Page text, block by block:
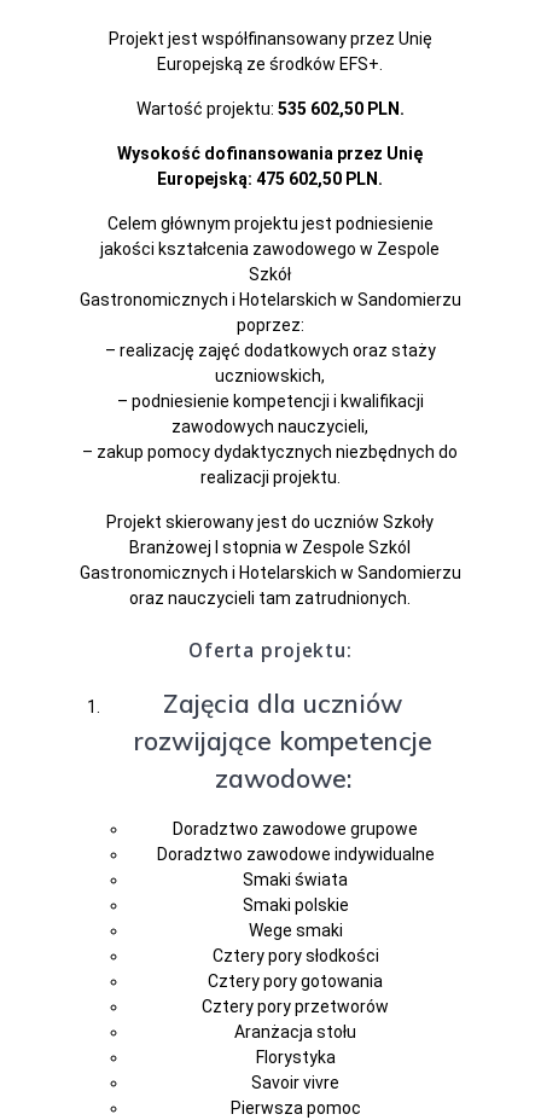
Projekt jest współfinansowany przez Unię
Europejską ze środków EFS+.
Wartość projektu: 535 602,50 PLN.
Wysokość dofinansowania przez Unię
Europejską: 475 602,50 PLN.
Celem głównym projektu jest podniesienie
jakości kształcenia zawodowego w Zespole
Szkół
Gastronomicznych i Hotelarskich w Sandomierzu
poprzez:
– realizację zajęć dodatkowych oraz staży
uczniowskich,
– podniesienie kompetencji i kwalifikacji
zawodowych nauczycieli,
– zakup pomocy dydaktycznych niezbędnych do
realizacji projektu.
Projekt skierowany jest do uczniów Szkoły
Branżowej I stopnia w Zespole Szkól
Gastronomicznych i Hotelarskich w Sandomierzu
oraz nauczycieli tam zatrudnionych.
Oferta projektu:
Zajęcia dla uczniów
rozwijające kompetencje
zawodowe:
Doradztwo zawodowe grupowe
Doradztwo zawodowe indywidualne
Smaki świata
Smaki polskie
Wege smaki
Cztery pory słodkości
Cztery pory gotowania
Cztery pory przetworów
Aranżacja stołu
Florystyka
Savoir vivre
Pierwsza pomoc